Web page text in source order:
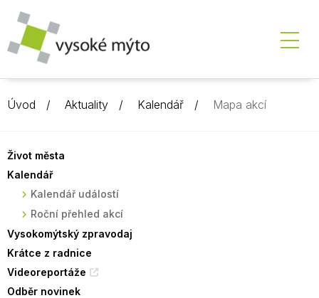
Úvod Aktuality Kalendář Mapa akcí
Život města
Kalendář
Kalendář událostí
Roční přehled akcí
Vysokomýtský zpravodaj
Krátce z radnice
Videoreportáže
Odběr novinek